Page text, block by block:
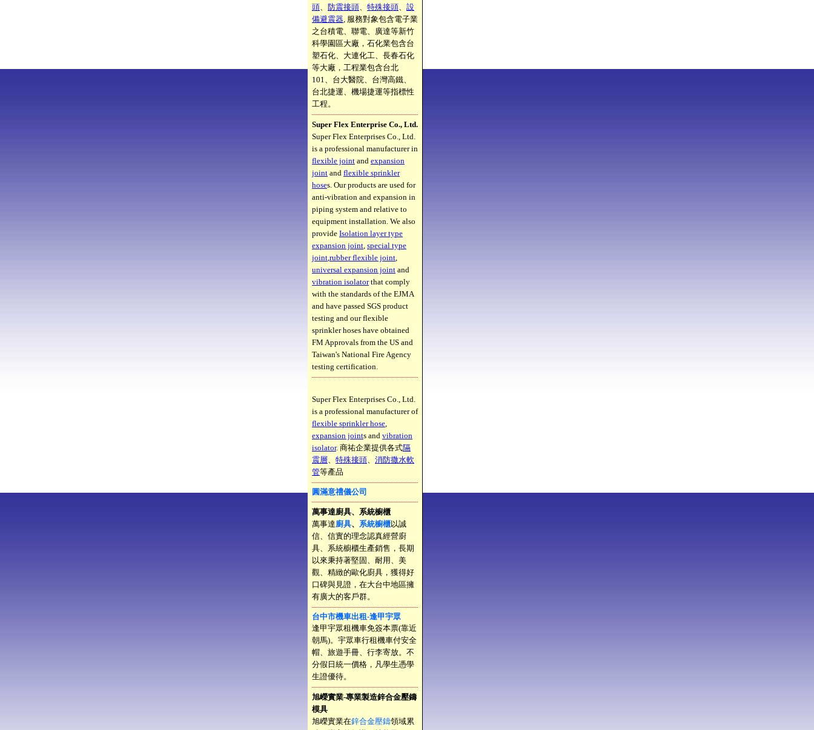
頭、 防震接頭、 特殊接頭、 設
備避震器, 服務對象包含電子業
之台積電、聯電、廣達等新竹
科學園區大廠，石化業包含台
塑石化、大連化工、長春石化
等大廠，工程業包含台北
101、台大醫院、台灣高鐵、
台北捷運、機場捷運等指標性
工程。
Super Flex Enterprise Co., Ltd.
Super Flex Enterprises Co., Ltd.
is a professional manufacturer in
flexible joint and expansion
joint and flexible sprinkler
hoses. Our products are used for
anti-vibration and expansion in
piping system and relative to
equipment installation. We also
provide Isolation layer type
expansion joint, special type
joint,rubber flexible joint,
universal expansion joint and
vibration isolatorthat comply
with the standards of the EJMA
and have passed SGS product
testing and our flexible
sprinkler hoses have obtained
FM Approvals from the US and
Taiwan's National Fire Agency
testing certification.
Super Flex Enterprises Co., Ltd.
is a professional manufacturer of
flexible sprinkler hose,
expansion joints and vibration
isolator. 商祐企業提供各式隔
震層、 特殊接頭、 消防撒水軟
管等產品
圓滿意禮儀公司
萬事達廚具、系統櫥櫃
萬事達廚具、 系統櫥櫃以誠
信、信實的理念認真經營廚
具、系統櫥櫃生產銷售，長期
以來秉持著堅固、耐用、美
觀、精緻的歐化廚具，獲得好
口碑與見證，在大台中地區擁
有廣大的客戶群。
台中市機車出租-逢甲宇眾
逢甲宇眾租機車免簽本票(靠近
朝馬)。宇眾車行租機車付安全
帽、旅遊手冊、行李寄放。不
分假日統一價格，凡學生憑學
生證優待。
旭嶸實業-專業製造鋅合金壓鑄
模具
旭嶸實業在鋅合金壓鑄領域累